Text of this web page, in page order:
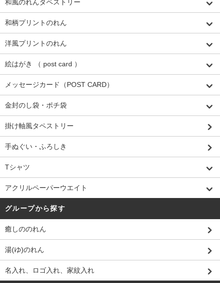
和風のれんタペストリー
和柄プリントのれん
洋風プリントのれん
絵はがき （ post card ）
メッセージカード（POST CARD）
金封のし袋・ポチ袋
掛け軸風タペストリー
手ぬぐい・ふろしき
Tシャツ
アクリルペーパーウエイト
グループから探す
癒しののれん
湯(ゆ)のれん
名入れ、ロゴ入れ、家紋入れ